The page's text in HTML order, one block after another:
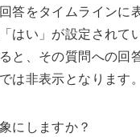
答をタイムラインに
はい」が設定されて
と、その質問への回
は非表示となります。
にしますか？